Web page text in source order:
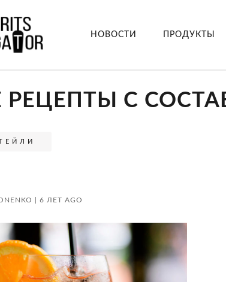
НОВОСТИ ПРОДУКТЫ
РЕЦЕПТЫ С
| 6 ЛЕТ AGO